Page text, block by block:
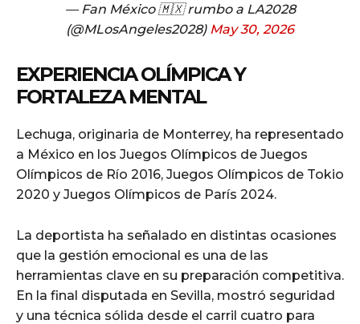
— Fan México 🇲🇽 rumbo a LA2028
(@MLosAngeles2028) May 30, 2026
EXPERIENCIA OLÍMPICA Y
FORTALEZA MENTAL
Lechuga, originaria de Monterrey, ha representado
a México en los Juegos Olímpicos de Juegos
Olímpicos de Río 2016, Juegos Olímpicos de Tokio
2020 y Juegos Olímpicos de París 2024.
La deportista ha señalado en distintas ocasiones
que la gestión emocional es una de las
herramientas clave en su preparación competitiva.
En la final disputada en Sevilla, mostró seguridad
y una técnica sólida desde el carril cuatro para